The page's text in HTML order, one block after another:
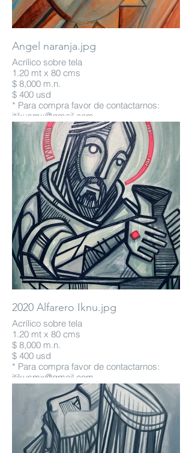
Angel naranja.jpg
Acrílico sobre tela
1.20 mt x 80 cms
$ 8,000 m.n.
$ 400 usd
* Para compra favor de contactarnos:
itikusmx@gmail.com
2020 Alfarero Iknu.jpg
Acrílico sobre tela
1.20 mt x 80 cms
$ 8,000 m.n.
$ 400 usd
* Para compra favor de contactarnos:
itikusmx@gmail.com